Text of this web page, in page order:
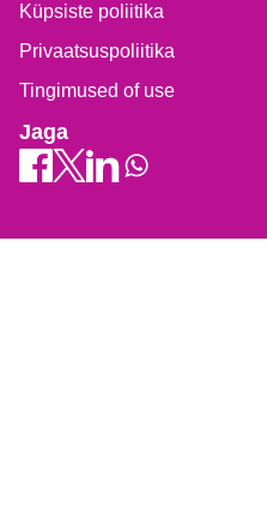
Küpsiste poliitika
Privaatsuspoliitika
Tingimused of use
Jaga